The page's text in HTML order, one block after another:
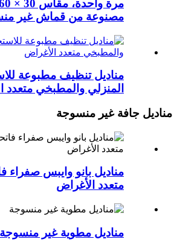
مصنوعة من قماش غير
مناديل تنظيف مطبوعة
المنزلي والمطبخي متعدد
مناديل جافة غير منسوجة
مناديل بانو وايبس صفراء
متعدد الأغراض
مناديل مطوية غير منسوجة